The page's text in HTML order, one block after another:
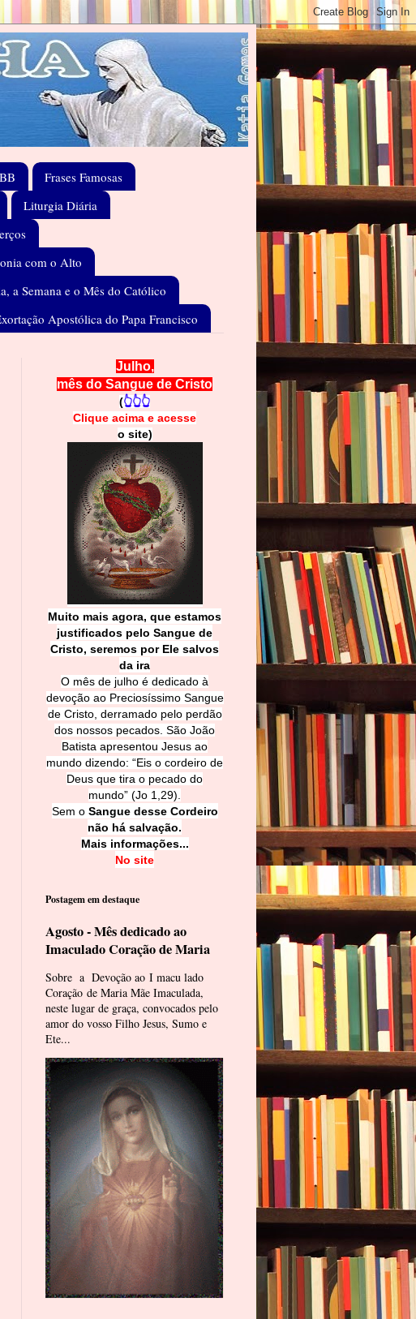
Frases Famosas
Liturgia Diária
com o Alto
a Semana e o Mês do Católico
Apostólica do Papa Francisco
Julho,
mês do Sangue de Cristo
(👆👆👆
Clique acima e acesse
o site)
Muito mais agora, que estamos
justificados pelo Sangue de
Cristo, seremos por Ele salvos
da ira
O mês de julho é dedicado à
devoção ao Preciosíssimo Sangue
de Cristo, derramado pelo perdão
dos nossos pecados. São João
Batista apresentou Jesus ao
mundo dizendo: “Eis o cordeiro de
Deus que tira o pecado do
mundo” (Jo 1,29).
Sem o Sangue desse Cordeiro
não há salvação.
Mais informações...
No site
Postagem em destaque
Agosto - Mês dedicado ao
Imaculado Coração de Maria
Sobre a Devoção ao I macu lado
Coração de Maria Mãe Imaculada,
neste lugar de graça, convocados pelo
amor do vosso Filho Jesus, Sumo e
Ete...